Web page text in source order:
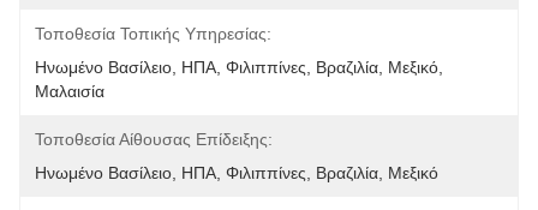
Τοποθεσία Τοπικής Υπηρεσίας:
Ηνωμένο Βασίλειο, ΗΠΑ, Φιλιππίνες, Βραζιλία, Μεξικό,
Μαλαισία
Τοποθεσία Αίθουσας Επίδειξης:
Ηνωμένο Βασίλειο, ΗΠΑ, Φιλιππίνες, Βραζιλία, Μεξικό